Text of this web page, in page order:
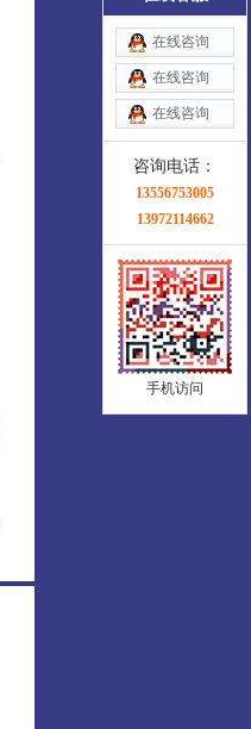
在线咨询
在线咨询
在线咨询
咨询电话：
13556753005
13972114662
手机访问